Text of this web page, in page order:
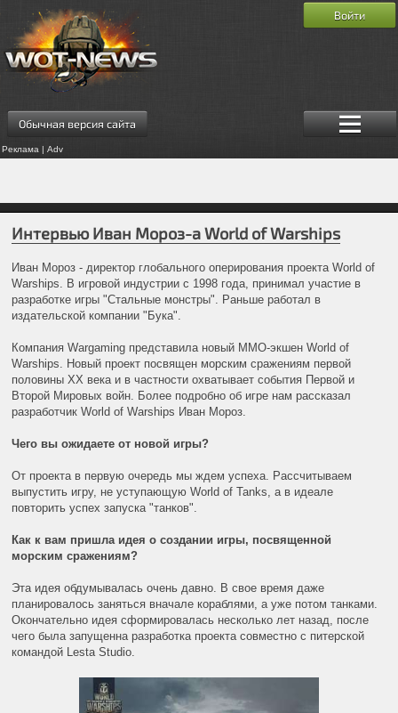
Обычная версия сайта
Реклама | Adv
Войти
Интервью Иван Мороз-а World of Warships
Иван Мороз - директор глобального оперирования проекта World of
Warships. В игровой индустрии с 1998 года, принимал участие в
разработке игры "Стальные монстры". Раньше работал в
издательской компании "Бука".
Компания Wargaming представила новый MMO-экшен World of
Warships. Новый проект посвящен морским сражениям первой
половины XX века и в частности охватывает события Первой и
Второй Мировых войн. Более подробно об игре нам рассказал
разработчик World of Warships Иван Мороз.
Чего вы ожидаете от новой игры?
От проекта в первую очередь мы ждем успеха. Рассчитываем
выпустить игру, не уступающую World of Tanks, а в идеале
повторить успех запуска "танков".
Как к вам пришла идея о создании игры, посвященной
морским сражениям?
Эта идея обдумывалась очень давно. В свое время даже
планировалось заняться вначале кораблями, а уже потом танками.
Окончательно идея сформировалась несколько лет назад, после
чего была запущенна разработка проекта совместно с питерской
командой Lesta Studio.